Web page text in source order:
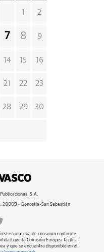
1 2
7 8 9
14 15 16
21 22 23
28 29 30
S.A.
20009 - Donostia-San Sebastián
en materia de consumo conforme
que la Comisión Europea facilita
y que se encuentra disponible en el